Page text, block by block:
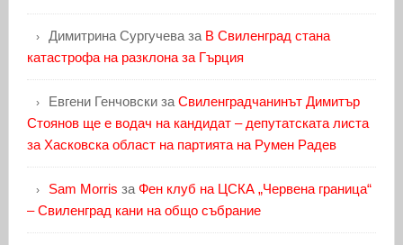
Димитрина Сургучеваза В Свиленград стана
катастрофа на разклона за Гърция
Евгени Генчовскиза Свиленградчанинът Димитър
Стоянов ще е водач на кандидат – депутатската листа
за Хасковска област на партията на Румен Радев
Sam Morris за Фен клуб на ЦСКА „Червена граница“
– Свиленград кани на общо събрание